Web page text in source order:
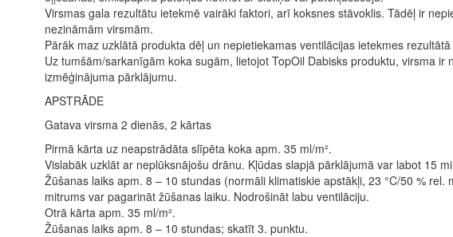
Virsmas gala rezultātu ietekmē vairāki faktori, arī koksnes stāvoklis. Tādēļ ir
nezināmām virsmām.
Pārāk maz uzklātā produkta dēļ un nepietiekamas ventilācijas ietekmes
Uz tumšām/sarkanīgām koka sugām, lietojot TopOil Dabisks produktu, virsma
izmēģinājuma pārklājumu.
APSTRĀDE
Gatava virsma 2 dienās, 2 kārtas
Pirmā kārta uz neapstrādāta slīpēta koka apm. 35 ml/m².
Vislabāk uzklāt ar neplūksnājošu drānu. Kļūdas slapjā pārklājumā var labot 15
Žūšanas laiks apm. 8 – 10 stundas (normāli klimatiskie apstākļi, 23 °C/50 %
mitrums var pagarināt žūšanas laiku. Nodrošināt labu ventilāciju.
Otrā kārta apm. 35 ml/m².
Žūšanas laiks apm. 8 – 10 stundas; skatīt 3. punktu.